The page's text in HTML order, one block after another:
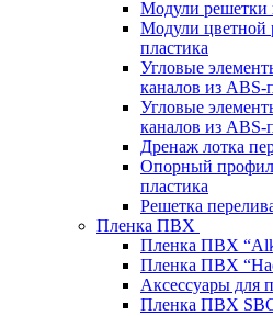
Модули решетки
Модули цветной
пластика
Угловые
каналов из ABS-
Угловые
каналов из ABS-
Дренаж лотка
Опорный
пластика
Решетка
Пленка ПВХ
Пленка ПВХ
Пленка ПВХ
Аксессуары для
Пленка ПВХ